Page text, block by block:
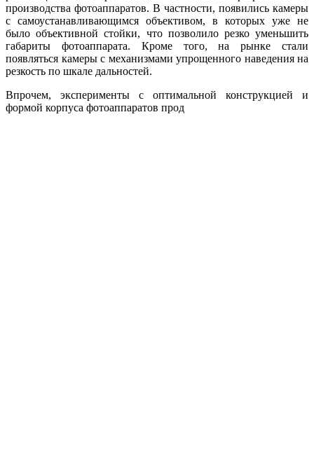
производства фотоаппаратов. В частности, появились камеры
с самоустанавливающимся объективом, в которых уже не
было объективной стойки, что позволило резко уменьшить
габариты фотоаппарата. Кроме того, на рынке стали
появляться камеры с механизмами упрощенного наведения на
резкость по шкале дальностей.
Впрочем, эксперименты с оптимальной конструкцией и
формой корпуса фотоаппаратов прод